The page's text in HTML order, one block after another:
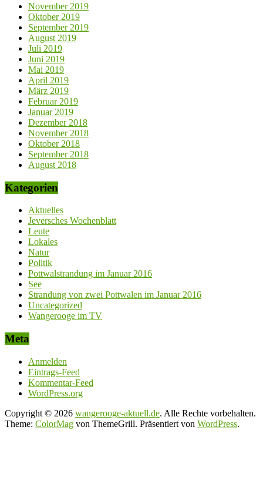
November 2019
Oktober 2019
September 2019
August 2019
Juli 2019
Juni 2019
Mai 2019
April 2019
März 2019
Februar 2019
Januar 2019
Dezember 2018
November 2018
Oktober 2018
September 2018
August 2018
Kategorien
Aktuelles
Jeversches Wochenblatt
Leute
Lokales
Natur
Politik
Pottwalstrandung im Januar 2016
See
Strandung von zwei Pottwalen im Januar 2016
Uncategorized
Wangerooge im TV
Meta
Anmelden
Eintrags-Feed
Kommentar-Feed
WordPress.org
Copyright © 2026 wangerooge-aktuell.de. Alle Rechte vorbehalten.
Theme: ColorMag von ThemeGrill. Präsentiert von WordPress.